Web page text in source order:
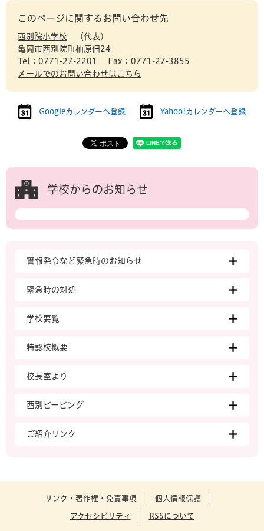
このページに関するお問い合わせ先
西別院小学校
代表
亀岡市西別院町柚原佃24
Tel：0771-27-2201
Fax：0771-27-3855
メールでのお問い合わせはこちら
Googleカレンダーへ登録 Yahoo!カレンダーへ登録
学校からのお知らせ
警報発令など緊急時のお知らせ
緊急時の対処
学校要覧
特認校概要
校長室より
西別ピーピング
ご紹介リンク
リンク・著作権・免責事項 個人情報保護
アクセシビリティ RSSについて